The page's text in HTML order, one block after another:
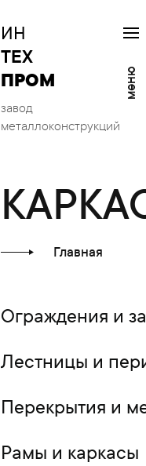
ИН
ТЕХ
ПРОМ
завод
металлоконструкций
меню
Главная
Ограждения и
Лестницы и
Перекрытия и
Рамы и каркасы